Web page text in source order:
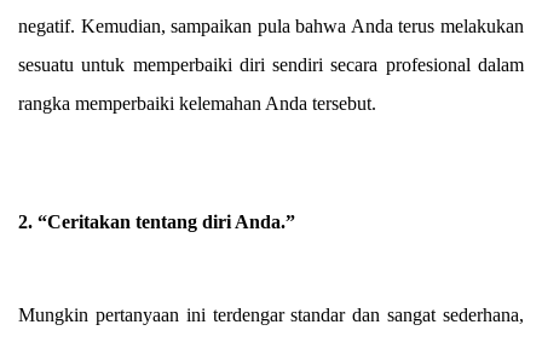
negatif. Kemudian, sampaikan pula bahwa Anda terus melakukan
sesuatu untuk memperbaiki diri sendiri secara profesional dalam
rangka memperbaiki kelemahan Anda tersebut.
2. “Ceritakan tentang diri Anda.”
Mungkin pertanyaan ini terdengar standar dan sangat sederhana,